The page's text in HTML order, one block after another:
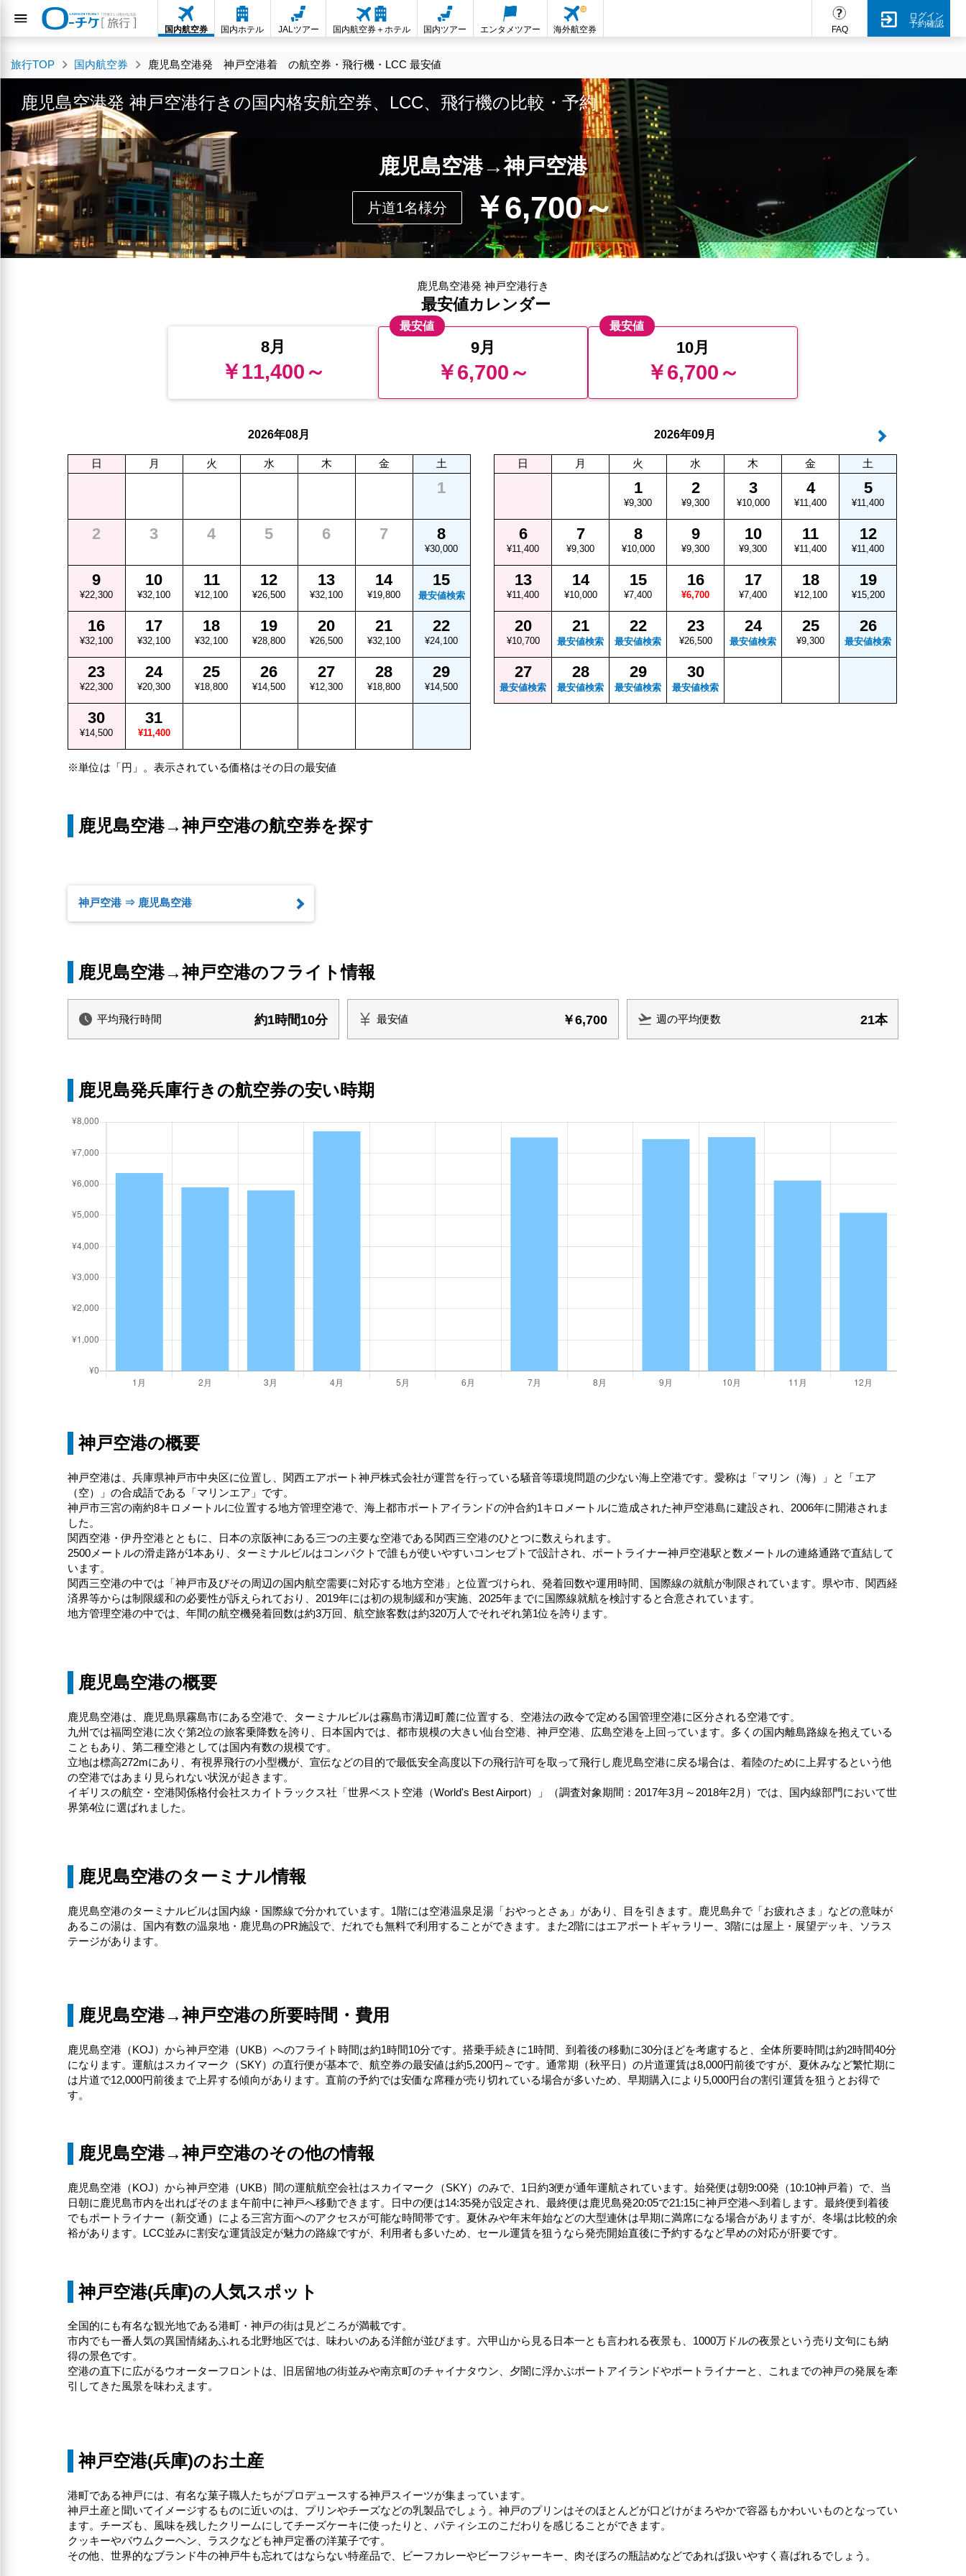
FAQ
ログイン
予約確認
国内航空券 国内ホテル JALツアー 国内航空券＋ホテル 国内ツアー エンタメツアー 海外航空券
旅行TOP 国内航空券 鹿児島空港発 神戸空港着 の航空券・飛行機・LCC 最安値
鹿児島空港発 神戸空港行きの国内格安航空券、LCC、飛行機の比較・予約
鹿児島空港→神戸空港
片道1名様分 ￥6,700～
鹿児島空港発 神戸空港行き
最安値カレンダー
8月
￥11,400～
最安値
9月
￥6,700～
最安値
10月
￥6,700～
2026年08月
日 月 火 水 木 金 土
1
2 3 4 5 6 7 8
¥30,000
9
¥22,300
10
¥32,100
11
¥12,100
12
¥26,500
13
¥32,100
14
¥19,800
15
最安値検索
16
¥32,100
17
¥32,100
18
¥32,100
19
¥28,800
20
¥26,500
21
¥32,100
22
¥24,100
23
¥22,300
24
¥20,300
25
¥18,800
26
¥14,500
27
¥12,300
28
¥18,800
29
¥14,500
30
¥14,500
31
¥11,400
2026年09月
日 月 火 水 木 金 土
1
¥9,300
2
¥9,300
3
¥10,000
4
¥11,400
5
¥11,400
6
¥11,400
7
¥9,300
8
¥10,000
9
¥9,300
10
¥9,300
11
¥11,400
12
¥11,400
13
¥11,400
14
¥10,000
15
¥7,400
16
¥6,700
17
¥7,400
18
¥12,100
19
¥15,200
20
¥10,700
21
最安値検索
22
最安値検索
23
¥26,500
24
最安値検索
25
¥9,300
26
最安値検索
27
最安値検索
28
最安値検索
29
最安値検索
30
最安値検索
※単位は「円」。表示されている価格はその日の最安値
鹿児島空港→神戸空港の航空券を探す
神戸空港 ⇒ 鹿児島空港
鹿児島空港→神戸空港のフライト情報
平均飛行時間 約1時間10分 最安値 ￥6,700 週の平均便数 21本
鹿児島発兵庫行きの航空券の安い時期
神戸空港の概要
神戸空港は、兵庫県神戸市中央区に位置し、関西エアポート神戸株式会社が運営を行っている騒音等環境問題の少ない海上空港です。愛称は「マリン（海）」と「エア
（空）」の合成語である「マリンエア」です。
神戸市三宮の南約8キロメートルに位置する地方管理空港で、海上都市ポートアイランドの沖合約1キロメートルに造成された神戸空港島に建設され、2006年に開港されま
した。
関西空港・伊丹空港とともに、日本の京阪神にある三つの主要な空港である関西三空港のひとつに数えられます。
2500メートルの滑走路が1本あり、ターミナルビルはコンパクトで誰もが使いやすいコンセプトで設計され、ポートライナー神戸空港駅と数メートルの連絡通路で直結して
います。
関西三空港の中では「神戸市及びその周辺の国内航空需要に対応する地方空港」と位置づけられ、発着回数や運用時間、国際線の就航が制限されています。県や市、関西経
済界等からは制限緩和の必要性が訴えられており、2019年には初の規制緩和が実施、2025年までに国際線就航を検討すると合意されています。
地方管理空港の中では、年間の航空機発着回数は約3万回、航空旅客数は約320万人でそれぞれ第1位を誇ります。
鹿児島空港の概要
鹿児島空港は、鹿児島県霧島市にある空港で、ターミナルビルは霧島市溝辺町麓に位置する、空港法の政令で定める国管理空港に区分される空港です。
九州では福岡空港に次ぐ第2位の旅客乗降数を誇り、日本国内では、都市規模の大きい仙台空港、神戸空港、広島空港を上回っています。多くの国内離島路線を抱えている
こともあり、第二種空港としては国内有数の規模です。
立地は標高272mにあり、有視界飛行の小型機が、宣伝などの目的で最低安全高度以下の飛行許可を取って飛行し鹿児島空港に戻る場合は、着陸のために上昇するという他
の空港ではあまり見られない状況が起きます。
イギリスの航空・空港関係格付会社スカイトラックス社「世界ベスト空港（World's Best Airport）」（調査対象期間：2017年3月～2018年2月）では、国内線部門において世
界第4位に選ばれました。
鹿児島空港のターミナル情報
鹿児島空港のターミナルビルは国内線・国際線で分かれています。1階には空港温泉足湯「おやっとさぁ」があり、目を引きます。鹿児島弁で「お疲れさま」などの意味が
あるこの湯は、国内有数の温泉地・鹿児島のPR施設で、だれでも無料で利用することができます。また2階にはエアポートギャラリー、3階には屋上・展望デッキ、ソラス
テージがあります。
鹿児島空港→神戸空港の所要時間・費用
鹿児島空港（KOJ）から神戸空港（UKB）へのフライト時間は約1時間10分です。搭乗手続きに1時間、到着後の移動に30分ほどを考慮すると、全体所要時間は約2時間40分
になります。運航はスカイマーク（SKY）の直行便が基本で、航空券の最安値は約5,200円～です。通常期（秋平日）の片道運賃は8,000円前後ですが、夏休みなど繁忙期に
は片道で12,000円前後まで上昇する傾向があります。直前の予約では安価な席種が売り切れている場合が多いため、早期購入により5,000円台の割引運賃を狙うとお得で
す。
鹿児島空港→神戸空港のその他の情報
鹿児島空港（KOJ）から神戸空港（UKB）間の運航航空会社はスカイマーク（SKY）のみで、1日約3便が通年運航されています。始発便は朝9:00発（10:10神戸着）で、当
日朝に鹿児島市内を出ればそのまま午前中に神戸へ移動できます。日中の便は14:35発が設定され、最終便は鹿児島発20:05で21:15に神戸空港へ到着します。最終便到着後
でもポートライナー（新交通）による三宮方面へのアクセスが可能な時間帯です。夏休みや年末年始などの大型連休は早期に満席になる場合がありますが、冬場は比較的余
裕があります。LCC並みに割安な運賃設定が魅力の路線ですが、利用者も多いため、セール運賃を狙うなら発売開始直後に予約するなど早めの対応が肝要です。
神戸空港(兵庫)の人気スポット
全国的にも有名な観光地である港町・神戸の街は見どころが満載です。
市内でも一番人気の異国情緒あふれる北野地区では、味わいのある洋館が並びます。六甲山から見る日本一とも言われる夜景も、1000万ドルの夜景という売り文句にも納
得の景色です。
空港の直下に広がるウオーターフロントは、旧居留地の街並みや南京町のチャイナタウン、夕闇に浮かぶポートアイランドやポートライナーと、これまでの神戸の発展を牽
引してきた風景を味わえます。
神戸空港(兵庫)のお土産
港町である神戸には、有名な菓子職人たちがプロデュースする神戸スイーツが集まっています。
神戸土産と聞いてイメージするものに近いのは、プリンやチーズなどの乳製品でしょう。神戸のプリンはそのほとんどが口どけがまろやかで容器もかわいいものとなってい
ます。チーズも、風味を残したクリームにしてチーズケーキに使ったりと、パティシエのこだわりを感じることができます。
クッキーやバウムクーヘン、ラスクなども神戸定番の洋菓子です。
その他、世界的なブランド牛の神戸牛も忘れてはならない特産品で、ビーフカレーやビーフジャーキー、肉そぼろの瓶詰めなどであれば扱いやすく喜ばれるでしょう。